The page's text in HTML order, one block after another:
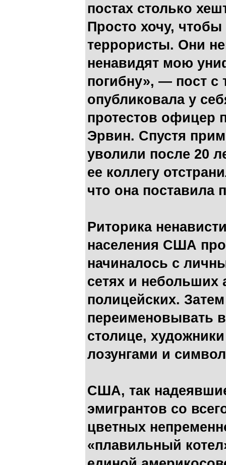
постах столько
Просто хочу,
террористы. Они
ненавидят мою
погибну», — пост с
опубликовала у
протестов офицер
Эрвин. Спустя
уволили после 20
ее коллегу
что она поставила
Риторика
населения США
начиналось с
сетях и небольших
полицейских.
переименовывать
столице,
лозунгами и
США, так
эмигрантов со
цветных
«плавильный